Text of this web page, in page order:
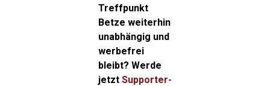
Treffpunkt
Betze weiterhin
unabhängig und
werbefrei
bleibt? Werde
jetzt Supporter-